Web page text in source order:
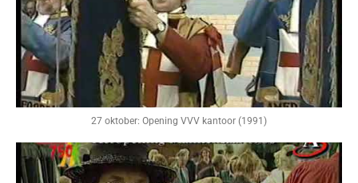
27 oktober: Opening VVV kantoor (1991)